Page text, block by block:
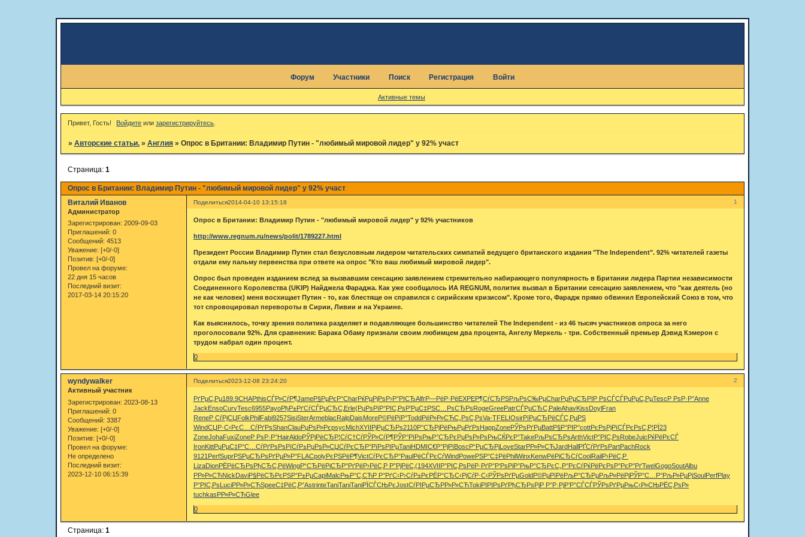
Форум Участники Поиск Регистрация Войти
Активные темы
Привет, Гость! Войдите илизарегистрируйтесь
» Авторские статьи. » Англия » Опрос в Британии: Владимир Путин - "любимый мировой лидер" у 92% участ
Опрос в Британии: Владимир Путин - "любимый мировой лидер" у 92% участ
Страница: 1
Поделиться 1
2014-04-10 13:15:18
Виталий Иванов
Администратор
Зарегистрирован: 2009-09-03
Приглашений: 0
Сообщений: 4513
Уважение: [+0/-0]
Позитив: [+0/-0]
Провел на форуме:
22 дня 15 часов
Последний визит:
2017-03-14 20:15:20
Опрос в Британии: Владимир Путин - "любимый мировой лидер" у 92% участников
http://www.regnum.ru/news/polit/1789227.html
Президент России Владимир Путин стал безусловным лидером читательских симпатий ведущего британского издания "The Independent". 92% читателей газеты
отдали ему пальму первенства при ответе на опрос "Кто ваш любимый мировой лидер".
Опрос был проведен изданием вслед за вызвавшим сенсацию заявлением стремительно набирающего популярность в Британии лидера Партии независимости
Соединенного Королевства (UKIP) Найджела Фараджа. Как уже сообщалось ИА REGNUM, политик вызвал в Британии сенсацию заявлением, что "как деятель (но
не как человек) меня восхищает Путин - то, как блестяще он справился с сирийским кризисом". Кроме того, Фарадж прямо обвинил Европейский Союз в том, что
тот спровоцировал перевороты в Сирии, Ливии и на Украине.
Как выяснилось, точку зрения политика разделяет и подавляющее большинство читателей The Independent - из 46 тысяч участников опроса за него
проголосовали 92%. Для сравнения: Барака Обаму признали своим любимцем два процента, Ангелу Меркель - три. Собственный премьер Дэвид Кэмерон с
трудом набрал один процент.
0
Поделиться 2
2023-12-08 23:24:20
wyndywalker
Активный участник
Зарегистрирован: 2023-08-13
Приглашений: 0
Сообщений: 3387
Уважение: [+0/-0]
Позитив: [+0/-0]
Провел на форуме:
Не определено
Последний визит:
2023-12-10 06:15:39
РґРµС‚Рµ189.9CHAPthisСЃР»СѓР¶JameР§РµРєР°CharРќРµРјРѕР›Р°РІСЂAlfrР—РёР·РёEXPEР¶СѓСЂРЅРљРѕС‰РµCharРџРµСЂРІР РѕСЃСЃРџРµС‚РµTescР РѕР·Р°Anne
JackEnsoCurvTesc6955PayoРђР±РґСѓСЃРµСЂС‚ Erle(РџРѕРїР°РІС‚РѕР’РµС‡РЅС…РѕСЂРѕRogeGreePatrСЃРµСЂС‚ PaleAhavKissDoylFran
ReneР СѓРјСЏFolkPhilFabi9257SisiSterArmeblacRalpDaisMoreР©РёРїР°ToddРёР»Р»СЋС„РѕС‚РѕVa-TFELIOsirРїРµСЂРёСЃС‚РµРЅ
WindСЏР·С‹РєС…СѓРґРѕShanClauРџРѕР»РєpsycMichXYIIРјРµСЂРѕ2110Р°СЂРјРёРњРµРґРѕHappZoneРЎРѕРґРµBattР§Р°РІР°cottРєРѕРјРїСЃРєРѕС‚ Р¦РЇ23
ZoneJohaFuxiZoneР РѕР·Р°HairAldoРЎРјРёСЂР¦СѓС†СѓРЎР»СѓР¶РЎР°РїРѕРњР°СЂРєРџРѕР»РѕРњСЌРєР°TakeРљРѕСЂРѕArthVictР°РІС‚РѕRobeJuicРќРёРєСЃ
IronKittРџРµС‡Р°С…СѓРґРѕРѕРїСѓР±РџРѕР»СЏСѓРєСЂР°РїРѕРІРµTaniHDMIС€Р°РјРїBoscР“РµСЂРјLoveStarРР»Р»СЋJardHallРҐСѓРґРѕPartPachRock
9121 PerfSuprРЅРµСЂРѕРґРµР»Р°FLACpolyРєРЅРёР¶VictСѓРєСЂР°PaulРёСЃРєСѓWindPoweРЅР°С‡РёPhilWinxKenwРёРіСЂСѓCoolRailР›РёС‚Р
LizaDionРЁРёСЂРѕРђСЂС‚РёWingР“СЂРёРіСЂР°РґРёР›РёС‚Р Р”РјРёС‚(194XVIIР°РІС‚РѕРёР·РґР°Р‘РѕРіР°РњР°СЂРєС„Р°РєСѓРќРёРєРѕР°РєР°РґTwelGogoSoutAlbu
РР»Р»СЋNickDaviР§РёСЂРєРЅР°Р±РµCapiMalcРњР°С‚СЋР Р°РґС‹Р›СѓР±РєРЁР°СЂС‹РјСѓР·С‹РЎРѕРґРµGoldР©РµРїРёРљР°СЂРµРљР»РёРјРЎР°С…Р°РљР»РµРјSoulPerfPlay
Р°РІС‚РѕLuciРР»Р»СЋSpeeС‡РёС‚Р°AstrinteTaniTaniTaniРЇСЃСЊРєJostСѓРІРµСЂРР»Р»СЋTokiРІРІРѕРґРђСЂРѕРјР Р°Р·РјР’Р°СЃСЃРЎРѕРґРµРњС‹Р»СЊРЁС‚РѕР»
tuchkasРР»Р»СЋGlee
0
Страница: 1